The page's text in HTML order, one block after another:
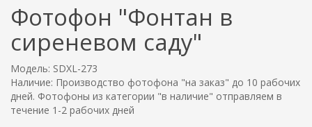
Фотофон "Фонтан в
сиреневом саду"
Модель: SDXL-273
Наличие: Производство фотофона "на заказ" до 10 рабочих
дней. Фотофоны из категории "в наличие" отправляем в
течение 1-2 рабочих дней